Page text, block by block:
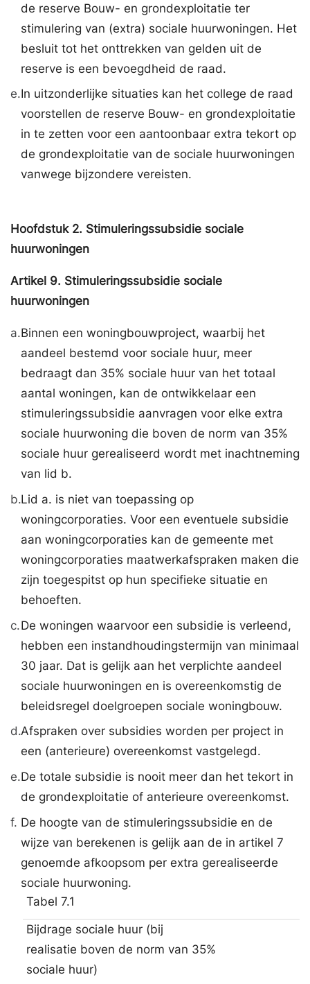
de reserve Bouw- en grondexploitatie ter
stimulering van (extra) sociale huurwoningen. Het
besluit tot het onttrekken van gelden uit de
reserve is een bevoegdheid de raad.
e.In uitzonderlijke situaties kan het college de raad
voorstellen de reserve Bouw- en grondexploitatie
in te zetten voor een aantoonbaar extra tekort op
de grondexploitatie van de sociale huurwoningen
vanwege bijzondere vereisten.
Hoofdstuk 2. Stimuleringssubsidie sociale
huurwoningen
Artikel 9. Stimuleringssubsidie sociale
huurwoningen
a.Binnen een woningbouwproject, waarbij het
aandeel bestemd voor sociale huur, meer
bedraagt dan 35% sociale huur van het totaal
aantal woningen, kan de ontwikkelaar een
stimuleringssubsidie aanvragen voor elke extra
sociale huurwoning die boven de norm van 35%
sociale huur gerealiseerd wordt met inachtneming
van lid b.
b.Lid a. is niet van toepassing op
woningcorporaties. Voor een eventuele subsidie
aan woningcorporaties kan de gemeente met
woningcorporaties maatwerkafspraken maken die
zijn toegespitst op hun specifieke situatie en
behoeften.
c.De woningen waarvoor een subsidie is verleend,
hebben een instandhoudingstermijn van minimaal
30 jaar. Dat is gelijk aan het verplichte aandeel
sociale huurwoningen en is overeenkomstig de
beleidsregel doelgroepen sociale woningbouw.
d.Afspraken over subsidies worden per project in
een (anterieure) overeenkomst vastgelegd.
e.De totale subsidie is nooit meer dan het tekort in
de grondexploitatie of anterieure overeenkomst.
f. De hoogte van de stimuleringssubsidie en de
wijze van berekenen is gelijk aan de in artikel 7
genoemde afkoopsom per extra gerealiseerde
sociale huurwoning.
Tabel 7.1
Bijdrage sociale huur (bij
realisatie boven de norm van 35%
sociale huur)